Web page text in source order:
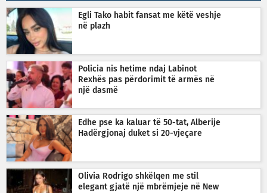
Egli Tako habit fansat me këtë veshje
në plazh
Policia nis hetime ndaj Labinot
Rexhës pas përdorimit të armës në
një dasmë
Edhe pse ka kaluar të 50-tat, Alberije
Hadërgjonaj duket si 20-vjeçare
Olivia Rodrigo shkëlqen me stil
elegant gjatë një mbrëmjeje në New